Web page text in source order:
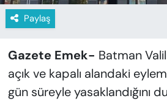
Paylaş
Gazete Emek- Batman
açık ve kapalı alandaki
gün süreyle yasaklandığını
MAGAZİN
ÖZEL HABER
YAZAR KÖŞESİ